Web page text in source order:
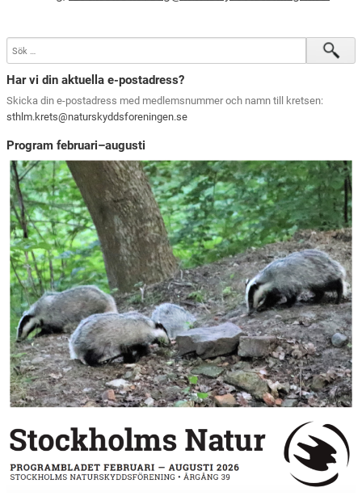
Har vi din aktuella e-postadress?
Skicka din e-postadress med medlemsnummer och namn till kretsen:
sthlm.krets@naturskyddsforeningen.se
Program februari–augusti